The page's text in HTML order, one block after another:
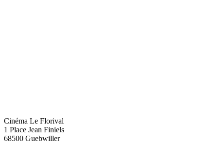
Cinéma Le Florival
1 Place Jean Finiels
68500 Guebwiller